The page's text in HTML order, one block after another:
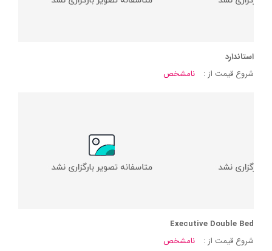
استاندارد
شروع قیمت از :
نامشخص
Executive Double Bed
شروع قیمت از :
نامشخص